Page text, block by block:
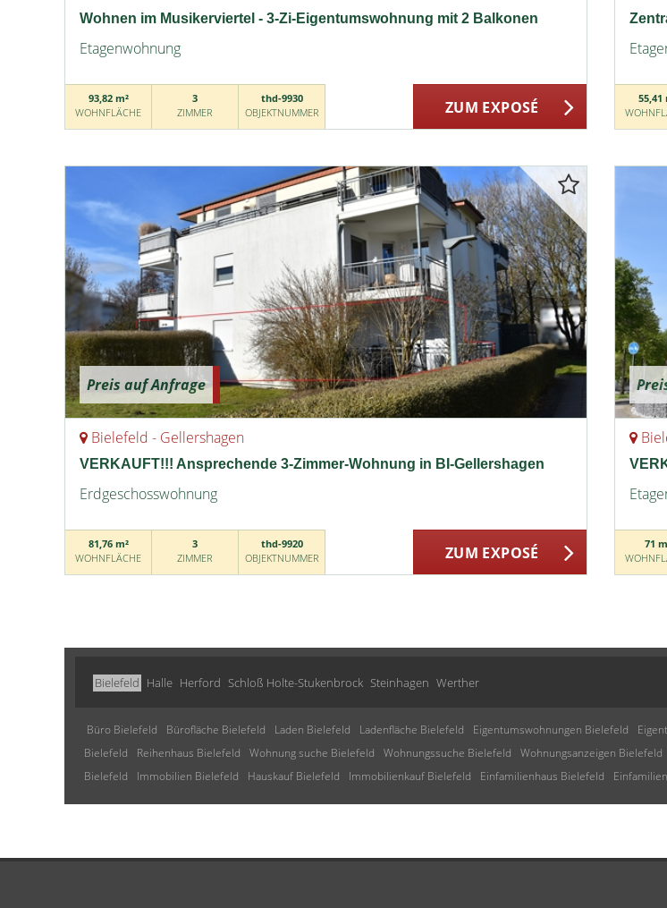
Wohnen im Musikerviertel - 3-Zi-Eigentumswohnung mit 2 Balkonen
Etagenwohnung
93,82 m²
WOHNFLÄCHE
3
ZIMMER
thd-9930
OBJEKTNUMMER
ZUM EXPOSÉ
55,41
Preis auf Anfrage
Bielefeld - Gellershagen
VERKAUFT!!! Ansprechende 3-Zimmer-Wohnung in BI-Gellershagen
Erdgeschosswohnung
81,76 m²
WOHNFLÄCHE
3
ZIMMER
thd-9920
OBJEKTNUMMER
ZUM EXPOSÉ
71
Bielefeld Halle Herford Schloß Holte-Stukenbrock Steinhagen Werther
Büro Bielefeld Bürofläche Bielefeld Laden Bielefeld Ladenfläche Bielefeld Eigentumswohnungen Bielefeld
Bielefeld
Reihenhaus Bielefeld Wohnung suche Bielefeld Wohnungssuche Bielefeld Wohnungsanzeigen Bielefeld
Bielefeld
Immobilien Bielefeld Hauskauf Bielefeld Immobilienkauf Bielefeld Einfamilienhaus Bielefeld